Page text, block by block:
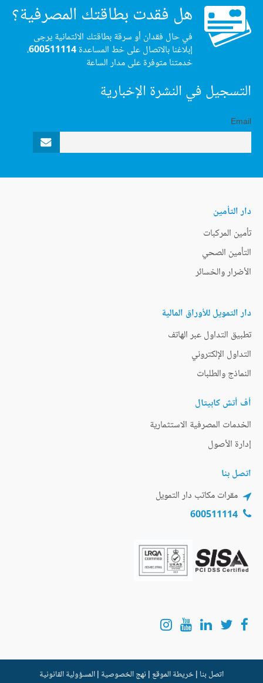
هل فقدت بطاقتك المصرفية؟
في حال فقدان أو سرقة بطاقتك الائتمانية يرجى
إبلاغنا بالاتصال على خط المساعدة600511114،
خدمتنا متوفرة على مدار الساعة
التسجيل في النشرة الإخبارية
Email
دار التأمين
تأمين المركبات
التأمين الصحي
الأضرار والخسائر
دار التمويل للأوراق المالية
تطبيق التداول عبر الهاتف
التداول الإلكتروني
النماذج والطلبات
أف أتش كابيتال
الخدمات المصرفية الاستثمارية
إدارة الأصول
اتصل بنا
مقرات مكاتب دار التمويل
600511114
اتصل بنا |خريطة الموقع |نهج الخصوصية |المسؤولية القانونية